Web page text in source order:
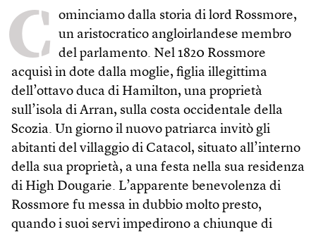
C
ominciamo dalla storia di lord Rossmore,
un aristocratico angloirlandese membro
del parlamento. Nel 1820 Rossmore
acquisì in dote dalla moglie, figlia illegittima
dell’ottavo duca di Hamilton, una proprietà
sull’isola di Arran, sulla costa occidentale della
Scozia. Un giorno il nuovo patriarca invitò gli
abitanti del villaggio di Catacol, situato all’interno
della sua proprietà, a una festa nella sua residenza
di High Dougarie. L’apparente benevolenza di
Rossmore fu messa in dubbio molto presto,
quando i suoi servi impedirono a chiunque di